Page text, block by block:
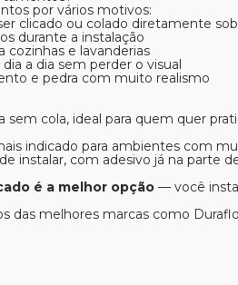
por vários motivos:
clicado ou colado diretamente
durante a instalação
cozinhas e lavanderias
a dia sem perder o visual
e pedra com muito realismo
sem cola, ideal para quem quer
indicado para ambientes com
instalar, com adesivo já na parte
é a melhor opção — você
das melhores marcas como